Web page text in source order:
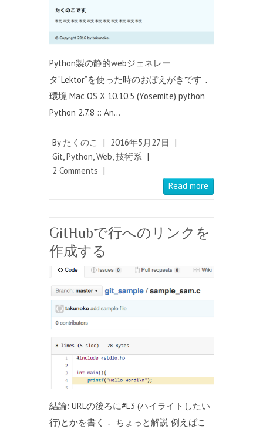
Python製の静的webジェネレー
タ”Lektor”を使った時のおぼえがきです．
環境 Mac OS X 10.10.5 (Yosemite) python
Python 2.7.8 :: An…
By たくのこ | 2016年5月27日 |
Git Python Web 技術系 |
2 Comments |
Read more
GitHubで行へのリンクを
作成する
結論: URLの後ろに#L3 (ハイライトしたい
行)とかを書く． ちょっと解説 例えばこ